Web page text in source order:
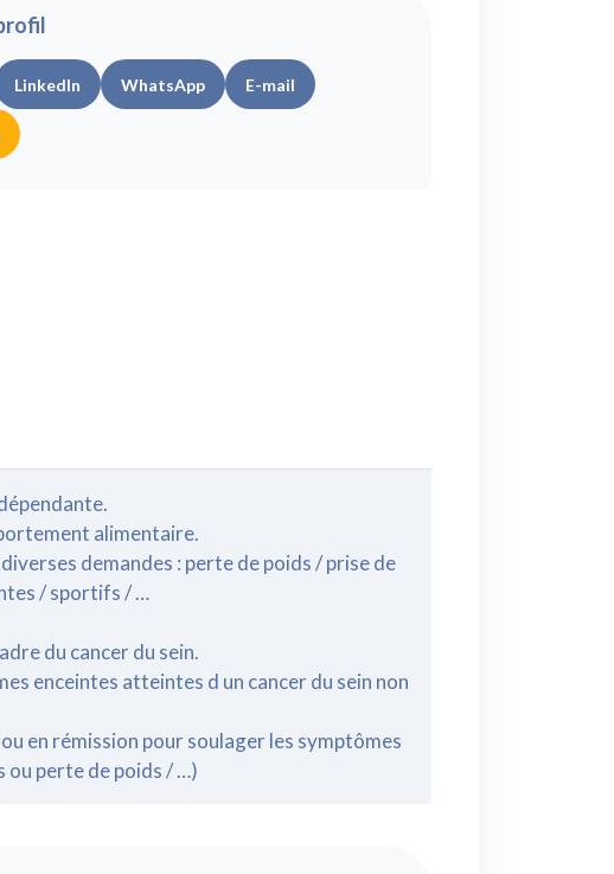
LinkedIn WhatsApp E-mail
alimentaire.
demandes : perte de poids / prise de
/ sportifs / …
du cancer du sein.
enceintes atteintes d un cancer du sein non
en rémission pour soulager les symptômes
perte de poids / …)